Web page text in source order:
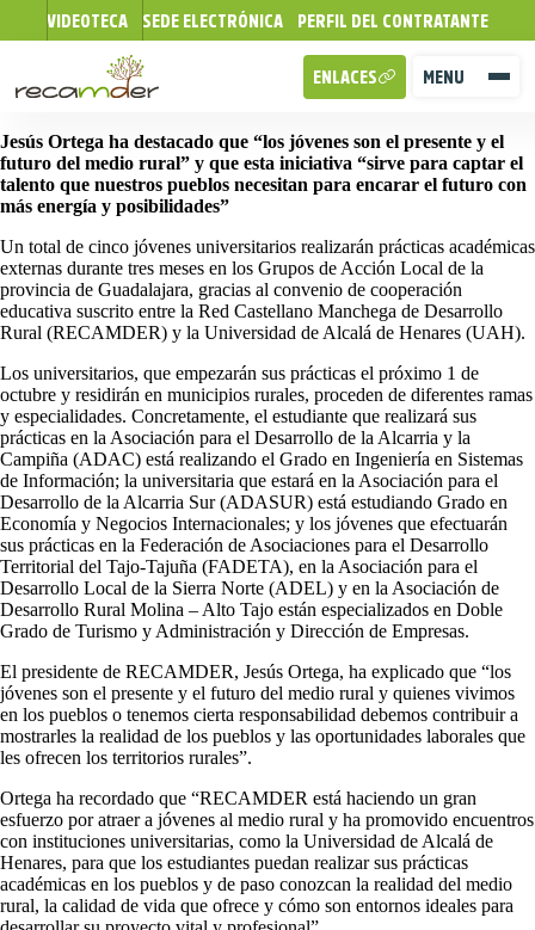
VIDEOTECA SEDE ELECTRÓNICA PERFIL DEL CONTRATANTE
MENU
ENLACES
Jesús Ortega ha destacado que “los jóvenes son el presente y el
futuro del medio rural” y que esta iniciativa “sirve para captar el
talento que nuestros pueblos necesitan para encarar el futuro con
más energía y posibilidades”
Un total de cinco jóvenes universitarios realizarán prácticas académicas
externas durante tres meses en los Grupos de Acción Local de la
provincia de Guadalajara, gracias al convenio de cooperación
educativa suscrito entre la Red Castellano Manchega de Desarrollo
Rural (RECAMDER) y la Universidad de Alcalá de Henares (UAH).
Los universitarios, que empezarán sus prácticas el próximo 1 de
octubre y residirán en municipios rurales, proceden de diferentes ramas
y especialidades. Concretamente, el estudiante que realizará sus
prácticas en la Asociación para el Desarrollo de la Alcarria y la
Campiña (ADAC) está realizando el Grado en Ingeniería en Sistemas
de Información; la universitaria que estará en la Asociación para el
Desarrollo de la Alcarria Sur (ADASUR) está estudiando Grado en
Economía y Negocios Internacionales; y los jóvenes que efectuarán
sus prácticas en la Federación de Asociaciones para el Desarrollo
Territorial del Tajo-Tajuña (FADETA), en la Asociación para el
Desarrollo Local de la Sierra Norte (ADEL) y en la Asociación de
Desarrollo Rural Molina – Alto Tajo están especializados en Doble
Grado de Turismo y Administración y Dirección de Empresas.
El presidente de RECAMDER, Jesús Ortega, ha explicado que “los
jóvenes son el presente y el futuro del medio rural y quienes vivimos
en los pueblos o tenemos cierta responsabilidad debemos contribuir a
mostrarles la realidad de los pueblos y las oportunidades laborales que
les ofrecen los territorios rurales”.
Ortega ha recordado que “RECAMDER está haciendo un gran
esfuerzo por atraer a jóvenes al medio rural y ha promovido encuentros
con instituciones universitarias, como la Universidad de Alcalá de
Henares, para que los estudiantes puedan realizar sus prácticas
académicas en los pueblos y de paso conozcan la realidad del medio
rural, la calidad de vida que ofrece y cómo son entornos ideales para